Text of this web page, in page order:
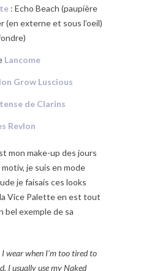
: Echo Beach (paupière
(en externe et sous l’oeil)
Lancome
Grow Luscious
de Clarins
Revlon
mon make-up des jours
motiv, je suis en mode
je faisais ces looks
la Vice Palette en est tout
bel exemple de sa
wear when I’m too tired to
I usually use my Naked